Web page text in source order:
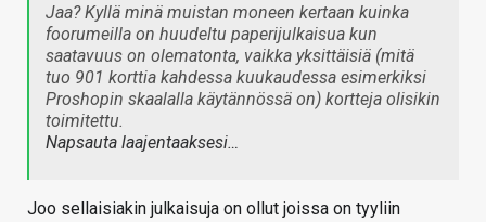
Jaa? Kyllä minä muistan moneen kertaan kuinka
foorumeilla on huudeltu paperijulkaisua kun
saatavuus on olematonta, vaikka yksittäisiä (mitä
tuo 901 korttia kahdessa kuukaudessa esimerkiksi
Proshopin skaalalla käytännössä on) kortteja olisikin
toimitettu.
Napsauta laajentaaksesi…
Joo sellaisiakin julkaisuja on ollut joissa on tyyliin